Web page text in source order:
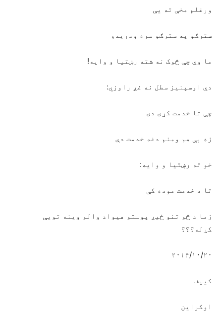
ورغلم مخې ته یې
سترګو په سترګو سره ودریدو
ما وې چې څوک نه شته رښتیا و وایه!
دې اوسپنیز سطل نه غږ راوزي:
چې تا خدمت کړی دی
زه بې هم ومنم دغه خدمت دې
خو ته رښتیا و وایه:
تا د خدمت موده کې
زما د څو تنو ځیږ پوستو هیواد والو وینه تويې
کړله؟؟؟
۲۰۱۴/۱۰/۲۰
کییف
اوکراین